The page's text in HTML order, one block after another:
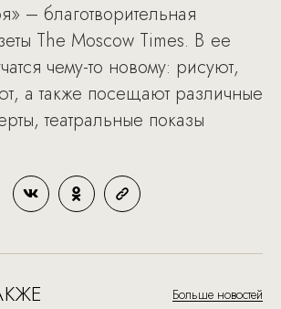
– благотворительная
The Moscow Times. В ее
чему-то новому: рисуют,
а также посещают различные
театральные показы
Больше новостей